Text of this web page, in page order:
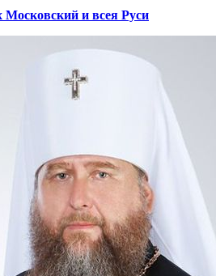
Московский и всея Руси